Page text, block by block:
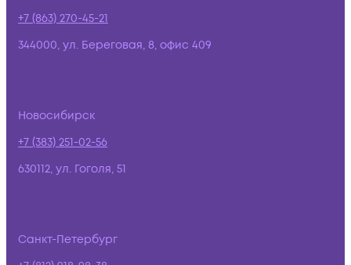
+7 (863) 270-45-21
344000, ул. Береговая, 8, офис 409
Новосибирск
+7 (383) 251-02-56
630112, ул. Гоголя, 51
Санкт-Петербург